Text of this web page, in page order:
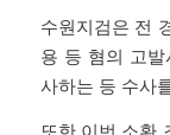
수원지검은 전
용 등 혐의 고
사하는 등 수사
또한 이번 소환